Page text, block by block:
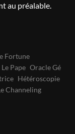
au préalable.
Fortune
Le Pape Oracle Gé
Hétéroscopie
Channeling